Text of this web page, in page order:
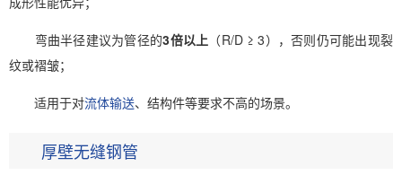
弯曲半径建议为管径的3倍以上 （R/D ≥ 3），否则仍可能出现裂
纹或褶皱；
适用于对流体输送、结构件等要求不高的场景。
厚壁无缝钢管